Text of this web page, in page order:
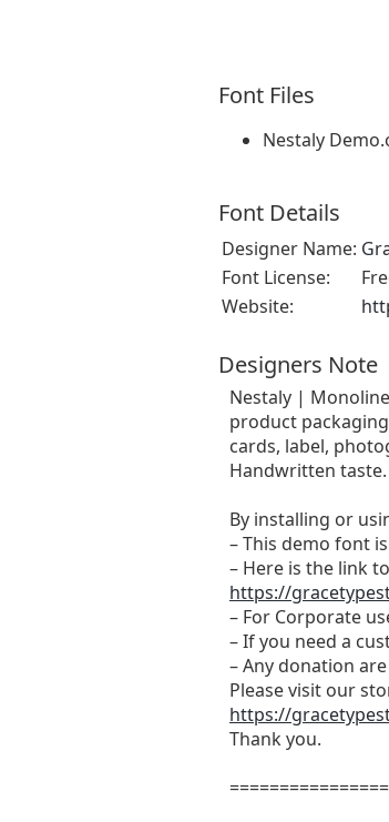
Font Files
Nestaly
Font Details
Designer Name:
Font License:
Website:
Designers Note
Nestaly |
product
cards, label,
Handwritten taste.
By installing or
– This demo font is
– Here is the link
https://
– For Corporate
– If you need a
– Any donation
Please visit our
https://
Thank you.